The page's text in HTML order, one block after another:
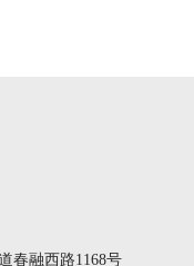
春融西路1168号